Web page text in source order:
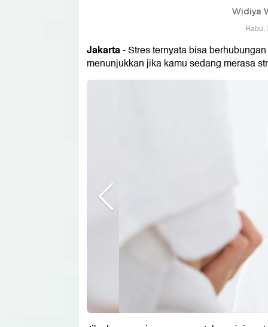
Widiya
Rabu,
Jakarta- Stres ternyata bisa
menunjukkan jika kamu sedang merasa